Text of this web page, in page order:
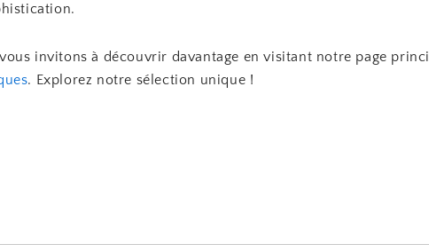
invitons à découvrir davantage en visitant notre page
. Explorez notre sélection unique !